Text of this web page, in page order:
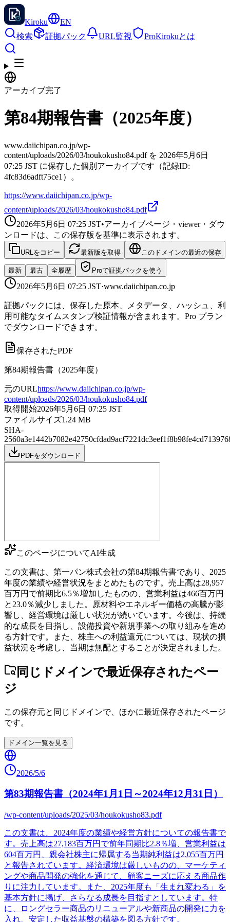
Kiroku
EN
検索
証拠パック URL監視 ProKirokuとは
アーカイブ完了
第84期報告書（2025年度）
www.daiichipan.co.jp/wp-
content/uploads/2026/03/houkokusho84.pdf を 2026年5月6日
07:25 JST に保存した個別アーカイブです（記録ID:
4fc83d6adft75ce1）。
https://www.daiichipan.co.jp/wp-
content/uploads/2026/03/houkokusho84.pdf
2026年5月6日 07:25 JST•アーカイブページ・viewer・ダウ
ンロードは、この保存版を基準に表示されます。
URLをコピー 最新版を取得 このドメインの最近の保存
最新 最古 全履歴 Proで証拠パックを使う
2026年5月6日 07:25 JST·www.daiichipan.co.jp
証拠パックには、保存した原本、メタデータ、ハッシュ、利
用可能なタイムスタンプ検証情報が含まれます。Pro プラン
でダウンロードできます。
保存されたPDF
第84期報告書（2025年度）
元のURLhttps://www.daiichipan.co.jp/wp-
content/uploads/2026/03/houkokusho84.pdf
取得開始2026年5月6日 07:25 JST
ファイルサイズ1.24 MB
SHA-
256
PDFをダウンロード
このページについてAI生成
この文書は、第一パン株式会社の第84期報告書であり、2025
年度の業績や経営状況をまとめたものです。売上高は28,957
百万円で前期比6.5％増加したものの、営業利益は466百万円
と23.0％減少しました。原材料やエネルギー価格の高騰が影
響し、経営環境は厳しい状況が続いています。今後は、持続
的な成長を目指し、設備投資や新規事業への取り組みを進め
る方針です。また、株主への利益還元については、現状の損
益状況を考慮し、当期は無配とすることが決定されました。
同じドメインで最近保存されたペー
ジ
この保存元と同じドメインで、ほかに最近保存されたページ
です。
ドメイン一覧を見る
2026/5/6
第83期報告書（2024年1月1日～2024年12月31日）
/wp-content/uploads/2025/03/houkokusho83.pdf
この文書は、2024年度の業績や経営方針についての報告書で
す。売上高は27,183百万円で前年同期比2.8％増、営業利益は
604百万円、親会社株主に帰属する当期純利益は2,055百万円
と報告されています。経済環境は厳しいものの、マーケティ
ングや商品開発の強化を通じて、顧客ニーズに応える商品作
りに注力しています。また、2025年度も「生まれ変わる」を
基本方針に掲げ、さらなる成長を目指すとしています。特
に、ロングセラー商品のリニューアルや新商品の開発に力を
入れ、安定した収益基盤の構築を図る方針です。